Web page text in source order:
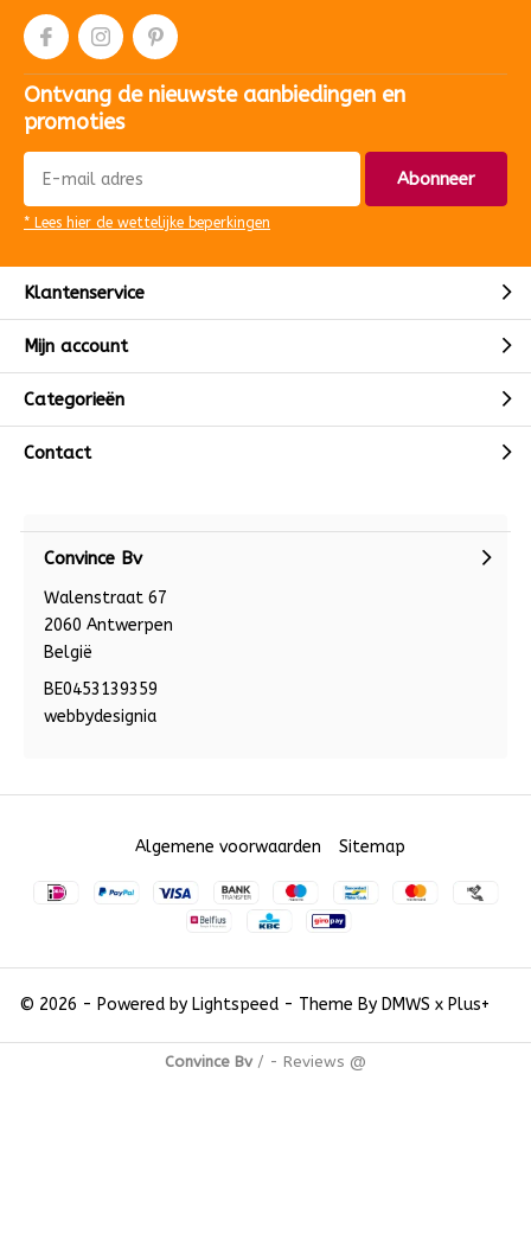
Ontvang de nieuwste aanbiedingen en
promoties
Abonneer
* Lees hier de wettelijke beperkingen
Klantenservice
Mijn account
Categorieën
Contact
Convince Bv
Walenstraat 67
2060 Antwerpen
België
BE0453139359
webbydesignia
© 2026 - Powered by Lightspeed- Theme By DMWS x Plus+
Algemene voorwaarden Sitemap
Convince Bv/ - Reviews @